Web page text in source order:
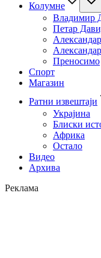
Колумне
Владимир
Петар
Преносимо
Спорт
Магазин
Ратни извештаји
Украјина
Блиски
Африка
Остало
Видео
Архива
Реклама